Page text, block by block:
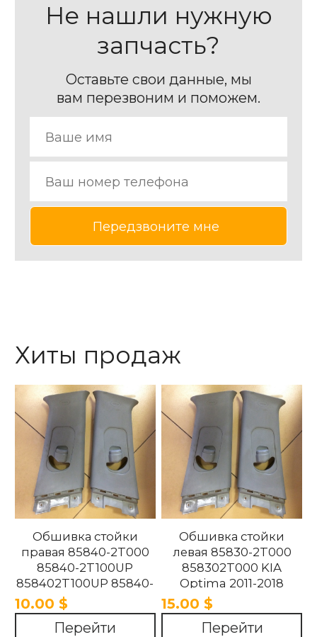
Не нашли нужную
запчасть?
Оставьте свои данные, мы
вам перезвоним и поможем.
Хиты продаж
Обшивка стойки
правая 85840-2T000
85840-2T100UP
858402T100UP 85840-
2T100UP KIA Optima
2011-2018
10.00 $
Перейти
Обшивка стойки
левая 85830-2T000
858302T000 KIA
Optima 2011-2018
15.00 $
Перейти